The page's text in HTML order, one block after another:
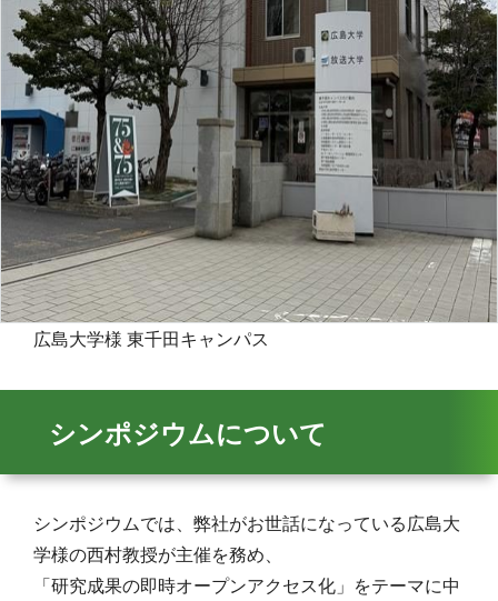
広島大学様 東千田キャンパス
シンポジウムについて
シンポジウムでは、弊社がお世話になっている広島大
学様の西村教授が主催を務め、
「研究成果の即時オープンアクセス化」をテーマに中